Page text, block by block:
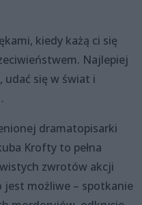
kiedy każą ci się
Najlepiej
udać się w świat i
dramatopisarki
Krofty to pełna
zwrotów akcji
możliwe – spotkanie